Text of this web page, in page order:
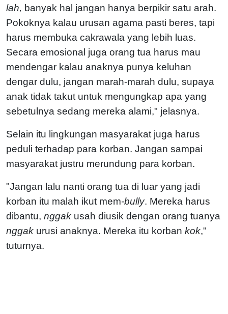
lah, banyak hal jangan hanya berpikir satu arah.
Pokoknya kalau urusan agama pasti beres, tapi
harus membuka cakrawala yang lebih luas.
Secara emosional juga orang tua harus mau
mendengar kalau anaknya punya keluhan
dengar dulu, jangan marah-marah dulu, supaya
anak tidak takut untuk mengungkap apa yang
sebetulnya sedang mereka alami," jelasnya.
Selain itu lingkungan masyarakat juga harus
peduli terhadap para korban. Jangan sampai
masyarakat justru merundung para korban.
"Jangan lalu nanti orang tua di luar yang jadi
korban itu malah ikut mem-bully. Mereka harus
dibantu, nggak usah diusik dengan orang tuanya
nggak urusi anaknya. Mereka itu korban kok,"
tuturnya.